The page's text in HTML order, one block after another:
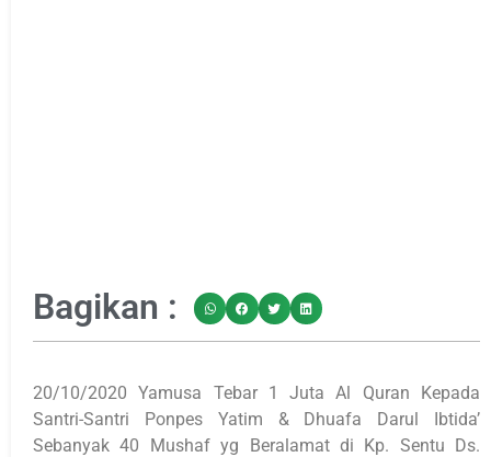
Bagikan :
20/10/2020 Yamusa Tebar 1 Juta Al Quran Kepada
Santri-Santri Ponpes Yatim & Dhuafa Darul Ibtida’
Sebanyak 40 Mushaf yg Beralamat di Kp. Sentu Ds.